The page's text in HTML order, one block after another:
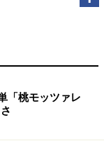
「桃モッツァレ